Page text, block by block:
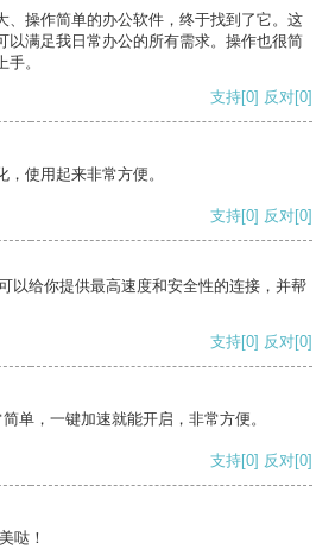
、操作简单的办公软件，终于找到了它。这
以满足我日常办公的所有需求。操作也很简
。
支持[0] 反对[0]
使用起来非常方便。
支持[0] 反对[0]
以给你提供最高速度和安全性的连接，并帮
支持[0] 反对[0]
单，一键加速就能开启，非常方便。
支持[0] 反对[0]
哒！